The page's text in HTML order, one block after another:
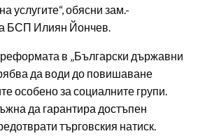
услугите“, обясни зам.-
БСП Илиян Йончев.
в „Български държавни
да води до повишаване
особено за социалните групи.
да гарантира достъпен
търговския натиск.